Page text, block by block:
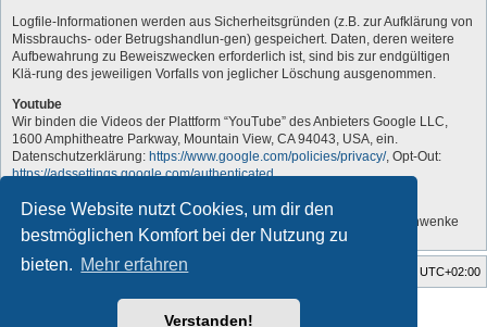
Diese Website nutzt Cookies, um dir den
bestmöglichen Komfort bei der Nutzung zu
bieten. Mehr erfahren
Verstanden!
Logfile-Informationen werden aus Sicherheitsgründen (z.B. zur Aufklärung von
Missbrauchs- oder Betrugshandlun-gen) gespeichert. Daten, deren weitere
Aufbewahrung zu Beweiszwecken erforderlich ist, sind bis zur endgültigen
Klä-rung des jeweiligen Vorfalls von jeglicher Löschung ausgenommen.
Youtube
Wir binden die Videos der Plattform “YouTube” des Anbieters Google LLC,
1600 Amphitheatre Parkway, Mountain View, CA 94043, USA, ein.
Datenschutzerklärung: https://www.google.com/policies/privacy/, Opt-Out:
https://adssettings.google.com/authenticated.
„Vom Administrator angepasst“
Quelle: Erstellt mit Datenschutz-Generator.de von RA Dr. Thomas Schwenke
Foren-Übersicht UTC+02:00
forum tricolor tv
Powered byphpBB® Forum Software © phpBB Limited